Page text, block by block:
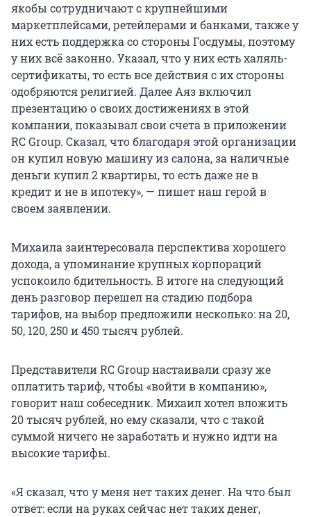
якобы сотрудничают с крупнейшими
маркетплейсами, ретейлерами и банками, также у
них есть поддержка со стороны Госдумы, поэтому
у них всё законно. Указал, что у них есть халяль-
сертификаты, то есть все действия с их стороны
одобряются религией. Далее Аяз включил
презентацию о своих достижениях в этой
компании, показывал свои счета в приложении
RC Group. Сказал, что благодаря этой организации
он купил новую машину из салона, за наличные
деньги купил 2 квартиры, то есть даже не в
кредит и не в ипотеку», — пишет наш герой в
своем заявлении.
Михаила заинтересовала перспектива хорошего
дохода, а упоминание крупных корпораций
успокоило бдительность. В итоге на следующий
день разговор перешел на стадию подбора
тарифов, на выбор предложили несколько: на 20,
50, 120, 250 и450 тысяч рублей.
Представители RC Group настаивали сразу же
оплатить тариф, чтобы «войти в компанию»,
говорит наш собеседник. Михаил хотел вложить
20 тысяч рублей, но ему сказали, что с такой
суммой ничего не заработать и нужно идти на
высокие тарифы.
«Я сказал, что у меня нет таких денег. На что был
ответ: если на руках сейчас нет таких денег,